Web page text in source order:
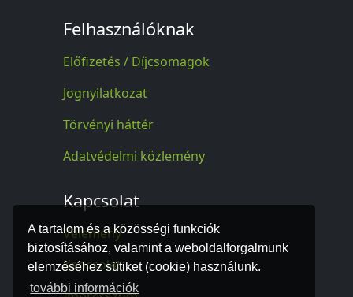
A tartalom és a közösségi funkciók
biztosításához, valamint a weboldalforgalmunk
elemzéséhez sütiket (cookie) használunk.
további információk
Felhasználóknak
Előfizetés / Díjcsomagok
Jognyilatkozat
Törvényi háttér
Adatvédelmi közlemény
Kapcsolat
Vélemény
Kapcsolat